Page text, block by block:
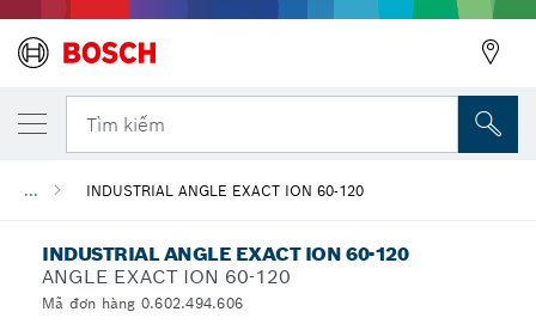
Tìm kiếm
... INDUSTRIAL ANGLE EXACT ION 60-120
INDUSTRIAL ANGLE EXACT ION 60-120
ANGLE EXACT ION 60-120
Mã đơn hàng 0.602.494.606